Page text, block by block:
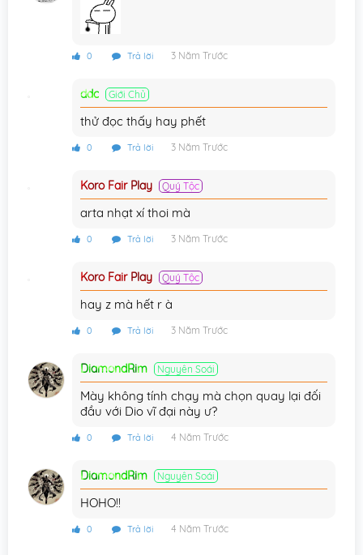
0 Trả lời 3 Năm Trước
ddc Giới Chủ
thử đọc thấy hay phết
0 Trả lời 3 Năm Trước
Koro Fair Play Quý Tộc
arta nhạt xí thoi mà
0 Trả lời 3 Năm Trước
Koro Fair Play Quý Tộc
hay z mà hết r à
0 Trả lời 3 Năm Trước
DiamondRim Nguyên Soái
Mày không tính chạy mà chọn quay lại đối
đầu với Dio vĩ đại này ư?
0 Trả lời 4 Năm Trước
DiamondRim Nguyên Soái
HOHO!!
0 Trả lời 4 Năm Trước